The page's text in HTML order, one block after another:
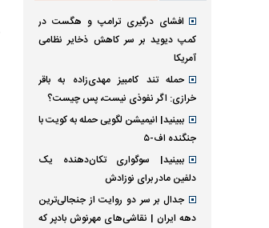
افشای درگیری ترامپ و هگست در
کمپ دیوید بر سر کاهش ذخایر نظامی
آمریکا
حمله تند کامبیز مهدی‌زاده به باقر
خرازی: اگر نفوذی نیست، پس چیست؟
ببینید| انیمیشن لگویی حمله به کویت با
جنگنده اف-۵
ببینید| سوگواری تکان‌دهنده یک
دلفین مادر برای نوزادش
جدال بر سر دو روایت از جنجالی‌ترین
دهه ایران | نقاشی‌های مهرنوش بادپر که